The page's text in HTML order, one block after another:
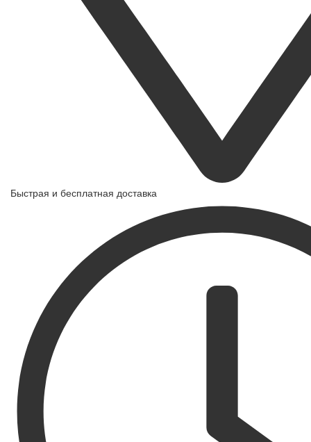
Быстрая и бесплатная доставка